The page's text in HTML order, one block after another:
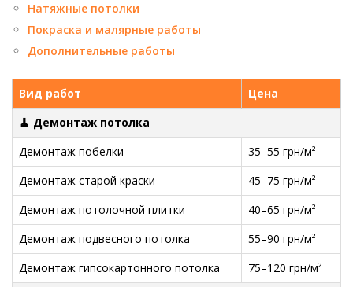
Натяжные потолки
Покраска и малярные работы
Дополнительные работы
Вид работ
Цена
🧹 Демонтаж потолка
Демонтаж побелки
35–55 грн/м²
Демонтаж старой краски
45–75 грн/м²
Демонтаж потолочной плитки
40–65 грн/м²
Демонтаж подвесного потолка
55–90 грн/м²
Демонтаж гипсокартонного потолка
75–120 грн/м²